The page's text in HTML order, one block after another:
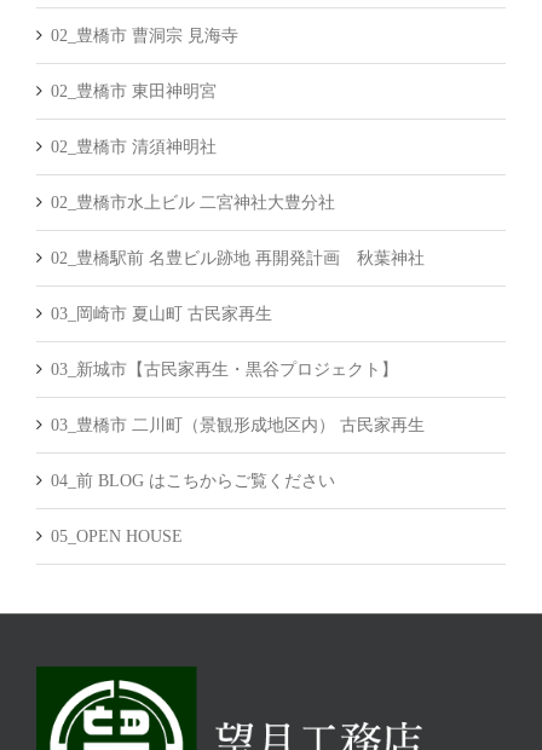
02_豊橋市 曹洞宗 見海寺
02_豊橋市 東田神明宮
02_豊橋市 清須神明社
02_豊橋市水上ビル 二宮神社大豊分社
02_豊橋駅前 名豊ビル跡地 再開発計画 秋葉神社
03_岡崎市 夏山町 古民家再生
03_新城市【古民家再生・黒谷プロジェクト】
03_豊橋市 二川町（景観形成地区内） 古民家再生
04_前 BLOG はこちからご覧ください
05_OPEN HOUSE